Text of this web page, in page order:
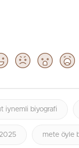
iynemli biyografi
mete öyle